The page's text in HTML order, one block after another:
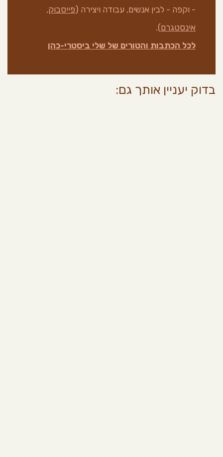
- וקפה - לבין אנשים, עבודה ויצירה (פייסבוק,
אינסטגרם).
לכל הכתבות והטורים של שלי ביסטרי-כהן
בדוק יעניין אותך גם: